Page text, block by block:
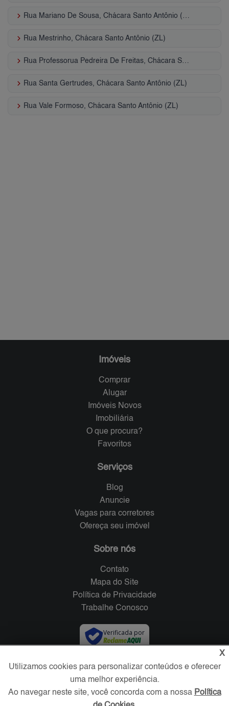
keyboard_arrow_right Rua Mariano De Sousa, Chácara Santo Antônio (ZL)
keyboard_arrow_right Rua Mestrinho, Chácara Santo Antônio (ZL)
keyboard_arrow_right Rua Professorua Pedreira De Freitas, Chácara Santo Antônio (ZL)
keyboard_arrow_right Rua Santa Gertrudes, Chácara Santo Antônio (ZL)
keyboard_arrow_right Rua Vale Formoso, Chácara Santo Antônio (ZL)
Imóveis
Comprar
Alugar
Imóveis Novos
Imobiliária
O que procura?
Favoritos
Serviços
Blog
Anuncie
Vagas para corretores
Ofereça seu imóvel
Sobre nós
Contato
Mapa do Site
Política de Privacidade
Trabalhe Conosco
Verificada por
Redes Sociais
X
Utilizamos cookies para personalizar conteúdos e oferecer
uma melhor experiência.
Ao navegar neste site, você concorda com a nossa Política